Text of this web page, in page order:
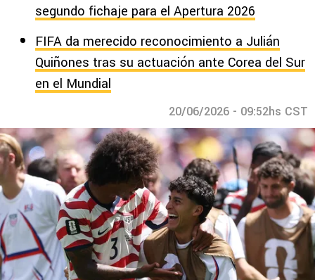
segundo fichaje para el Apertura 2026
FIFA da merecido reconocimiento a Julián
Quiñones tras su actuación ante Corea del Sur
en el Mundial
20/06/2026 - 09:52hs CST